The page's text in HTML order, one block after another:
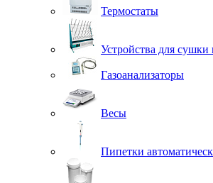
Термостаты
Устройства для сушки
Газоанализаторы
Весы
Пипетки